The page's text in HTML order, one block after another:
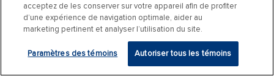
acceptez de les conserver sur votre appareil afin de profiter
d’une expérience de navigation optimale, aider au
marketing pertinent et analyser l’utilisation du site.
Paramètres des témoins Autoriser tous les témoins